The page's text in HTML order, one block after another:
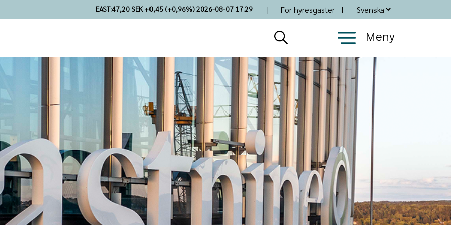
EAST:47,20 SEK +0,45 (+0,96%) 2026-08-07 17.29
Top
För hyresgäster
Meny